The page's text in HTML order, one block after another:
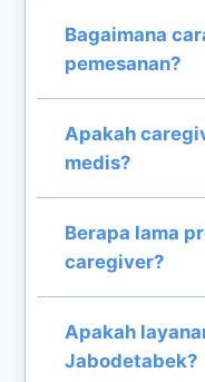
Ya, kami
jam untuk
wilayah
Bagaimana
pemesanan?
Anda dapat
dan memberikan
pasien untuk
Apakah
medis?
Caregiver kami
pasien, namun
untuk tindakan
Berapa lama
caregiver?
Setelah
caregiver ke
waktu singkat.
Apakah
Jabodetabek?